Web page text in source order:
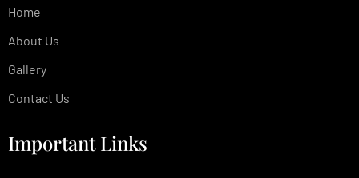
Home
About Us
Gallery
Contact Us
Important Links